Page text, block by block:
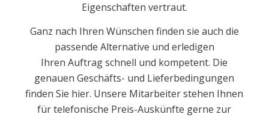
Eigenschaften vertraut.
Ganz nach Ihren Wünschen finden sie auch die
passende Alternative und erledigen
Ihren Auftrag schnell und kompetent. Die
genauen Geschäfts- und Lieferbedingungen
finden Sie hier. Unsere Mitarbeiter stehen Ihnen
für telefonische Preis-Auskünfte gerne zur